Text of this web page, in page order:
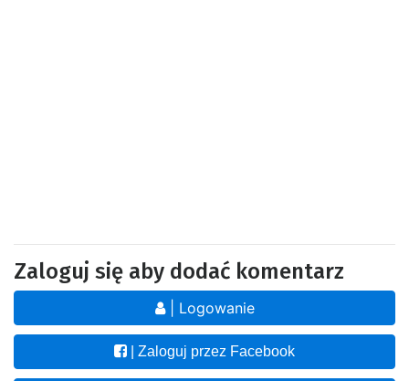
Zaloguj się aby dodać komentarz
| Logowanie
| Zaloguj przez Facebook